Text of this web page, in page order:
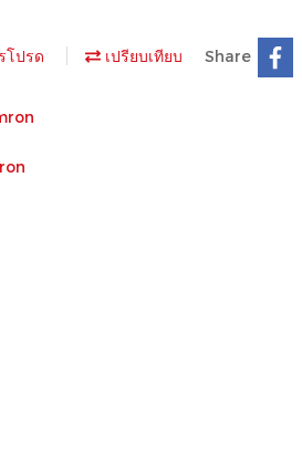
โปรด เปรียบเทียบ Share